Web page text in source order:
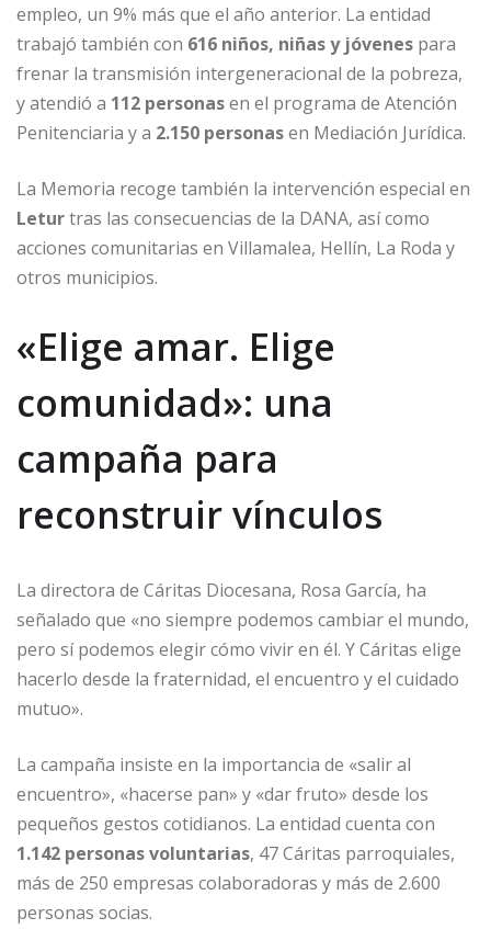
empleo, un 9% más que el año anterior. La entidad
trabajó también con 616 niños, niñas y jóvenes para
frenar la transmisión intergeneracional de la pobreza,
y atendió a 112 personasen el programa de Atención
Penitenciaria y a 2.150 personasen Mediación Jurídica.
La Memoria recoge también la intervención especial en
Leturtras las consecuencias de la DANA, así como
acciones comunitarias en Villamalea, Hellín, La Roda y
otros municipios.
«Elige amar. Elige
comunidad»: una
campaña para
reconstruir vínculos
La directora de Cáritas Diocesana, Rosa García, ha
señalado que «no siempre podemos cambiar el mundo,
pero sí podemos elegir cómo vivir en él. Y Cáritas elige
hacerlo desde la fraternidad, el encuentro y el cuidado
mutuo».
La campaña insiste en la importancia de «salir al
encuentro», «hacerse pan» y «dar fruto» desde los
pequeños gestos cotidianos. La entidad cuenta con
1.142 personas voluntarias, 47 Cáritas parroquiales,
más de 250 empresas colaboradoras y más de 2.600
personas socias.